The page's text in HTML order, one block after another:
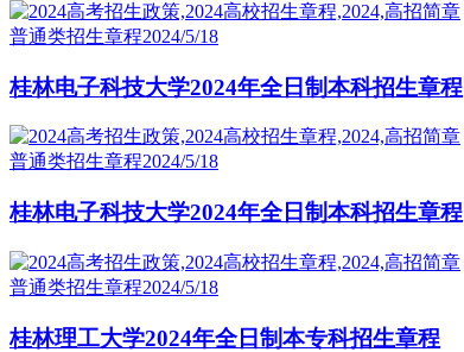
普通类招生章程2024/5/18
桂林电子科技大学2024年全日制本科招生章程
普通类招生章程2024/5/18
桂林电子科技大学2024年全日制本科招生章程
普通类招生章程2024/5/18
桂林理工大学2024年全日制本专科招生章程